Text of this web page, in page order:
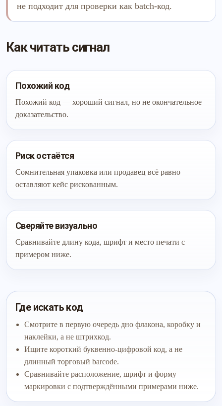
не подходит для проверки как batch-код.
Как читать сигнал
Похожий код
Похожий код — хороший сигнал, но не окончательное
доказательство.
Риск остаётся
Сомнительная упаковка или продавец всё равно
оставляют кейс рискованным.
Сверяйте визуально
Сравнивайте длину кода, шрифт и место печати с
примером ниже.
Где искать код
Смотрите в первую очередь дно флакона, коробку и
наклейки, а не штрихкод.
Ищите короткий буквенно-цифровой код, а не
длинный торговый barcode.
Сравнивайте расположение, шрифт и форму
маркировки с подтверждёнными примерами ниже.